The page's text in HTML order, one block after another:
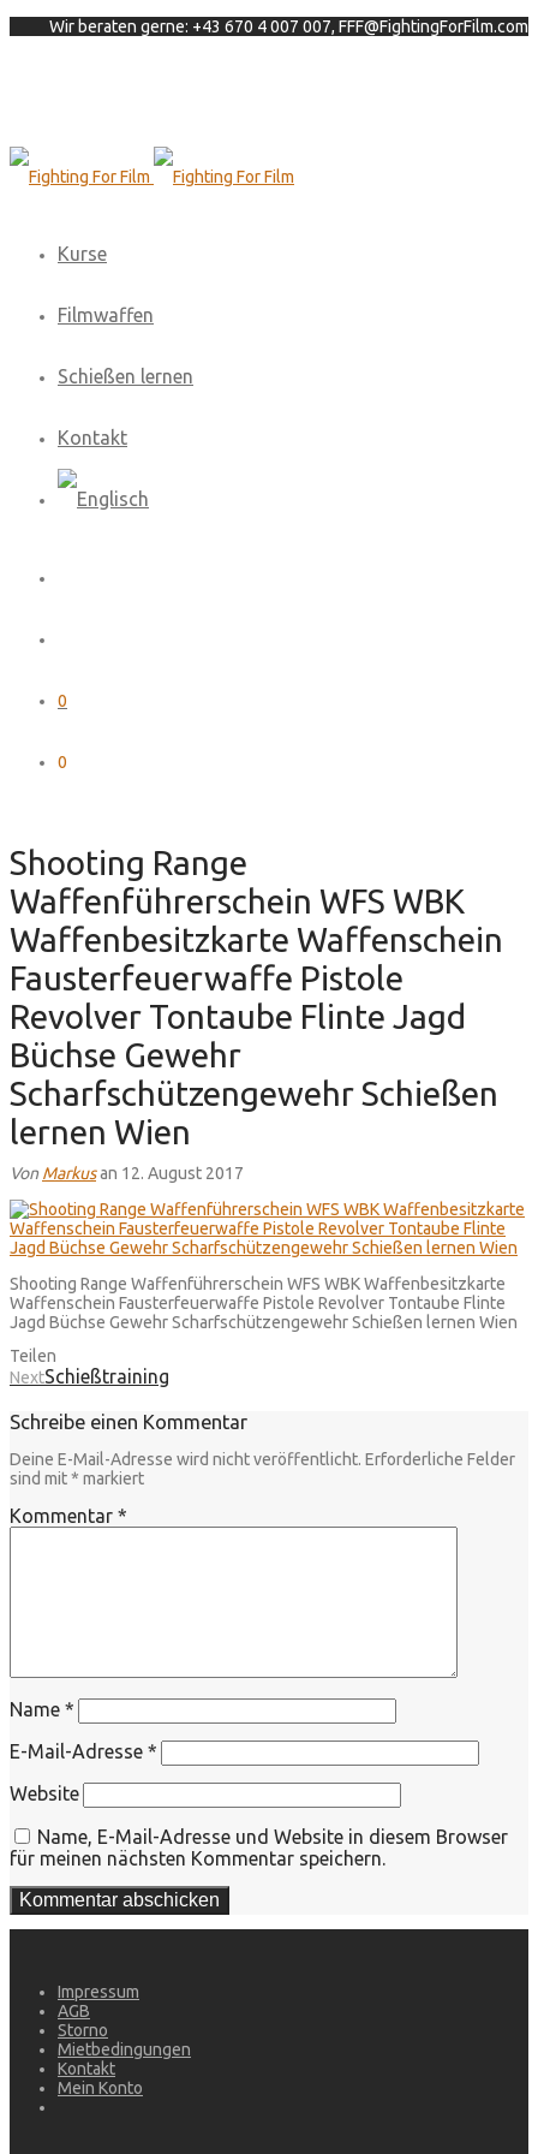
Wir beraten gerne: +43 670 4 007 007, FFF@FightingForFilm.com
Kurse
Filmwaffen
Schießen lernen
Kontakt
0
0
Shooting Range
Waffenführerschein WFS WBK
Waffenbesitzkarte Waffenschein
Fausterfeuerwaffe Pistole
Revolver Tontaube Flinte Jagd
Büchse Gewehr
Scharfschützengewehr Schießen
lernen Wien
VonMarkusan 12. August 2017
Shooting Range Waffenführerschein WFS WBK Waffenbesitzkarte
Waffenschein Fausterfeuerwaffe Pistole Revolver Tontaube Flinte
Jagd Büchse Gewehr Scharfschützengewehr Schießen lernen Wien
Teilen
NextSchießtraining
Schreibe einen Kommentar
Deine E-Mail-Adresse wird nicht veröffentlicht. Erforderliche Felder
sind mit* markiert
Kommentar *
Name *
E-Mail-Adresse *
Website
Name, E-Mail-Adresse und Website in diesem Browser
für meinen nächsten Kommentar speichern.
Impressum
AGB
Storno
Mietbedingungen
Kontakt
Mein Konto